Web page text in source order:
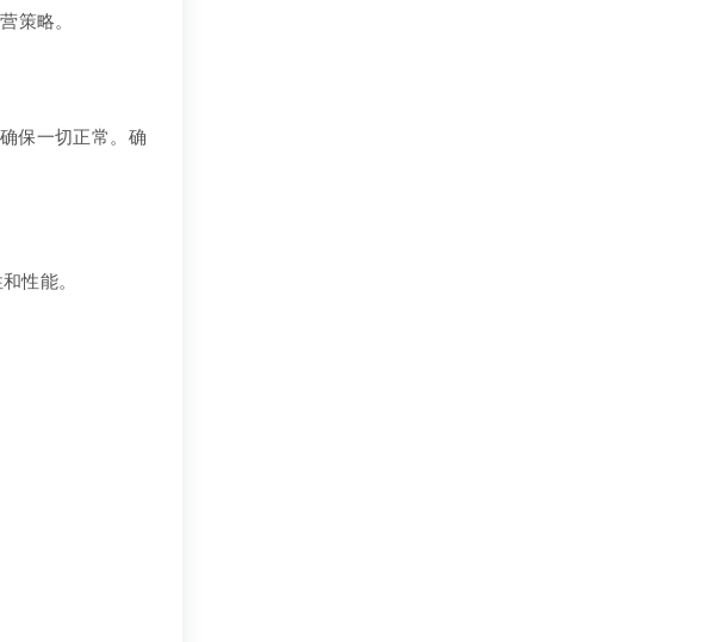
策略。
保一切正常。确
性能。